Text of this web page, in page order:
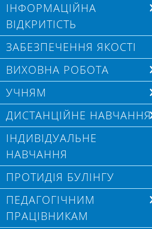
ІНФОРМАЦІЙНА
ВІДКРИТІСТЬ
ЗАБЕЗПЕЧЕННЯ ЯКОСТІ
ВИХОВНА РОБОТА
УЧНЯМ
ДИСТАНЦІЙНЕ НАВЧАННЯ
ІНДИВІДУАЛЬНЕ
НАВЧАННЯ
ПРОТИДІЯ БУЛІНГУ
ПЕДАГОГІЧНИМ
ПРАЦІВНИКАМ